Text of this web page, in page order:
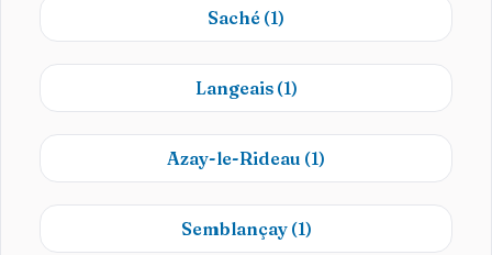
Saché (1)
Langeais (1)
Azay-le-Rideau (1)
Semblançay (1)